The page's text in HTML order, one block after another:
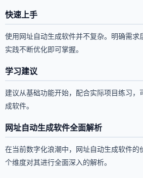
快速上手
使用网址自动生成软件并不复杂。明确需求
实践不断优化即可掌握。
学习建议
建议从基础功能开始，配合实际项目练习，
成软件。
网址自动生成软件全面解析
在当前数字化浪潮中，网址自动生成软件的
个维度对其进行全面深入的解析。